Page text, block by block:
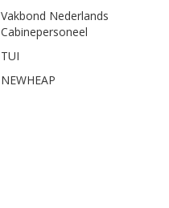
Vakbond Nederlands
Cabinepersoneel
TUI
NEWHEAP